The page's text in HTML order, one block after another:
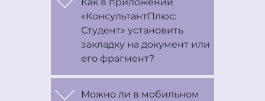
«КонсультантПлюс:
Студент» установить
закладку на документ или
его фрагмент?
Можно ли в мобильном